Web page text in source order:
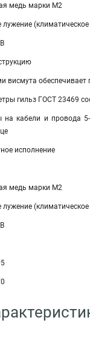
медь мар­ки М2
висмута
гильз ГОСТ 23469
кабели и провода
исполнение
медь мар­ки М2